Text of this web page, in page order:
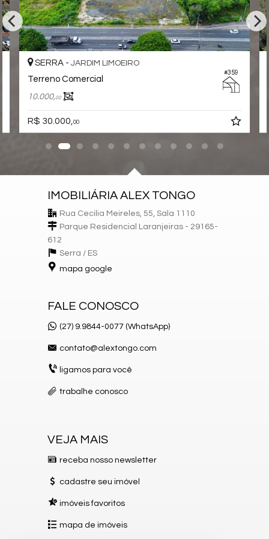
#359
SERRA - JARDIM LIMOEIRO
Terreno Comercial
10.000,00
R$ 30.000, 00
IMOBILIÁRIA ALEX TONGO
Rua Cecilia Meireles, 55, Sala 1110
Parque Residencial Laranjeiras - 29165-
612
Serra / ES
mapa google
FALE CONOSCO
(27) 9.9844-0077 (WhatsApp)
contato@alextongo.com
ligamos para você
trabalhe conosco
VEJA MAIS
receba nosso newsletter
cadastre seu imóvel
imóveis favoritos
mapa de imóveis